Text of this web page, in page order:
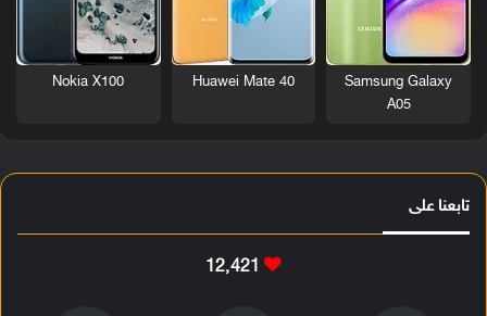
Samsung Galaxy
A05
Huawei Mate 40
Nokia X100
تابعنا على
12٬421